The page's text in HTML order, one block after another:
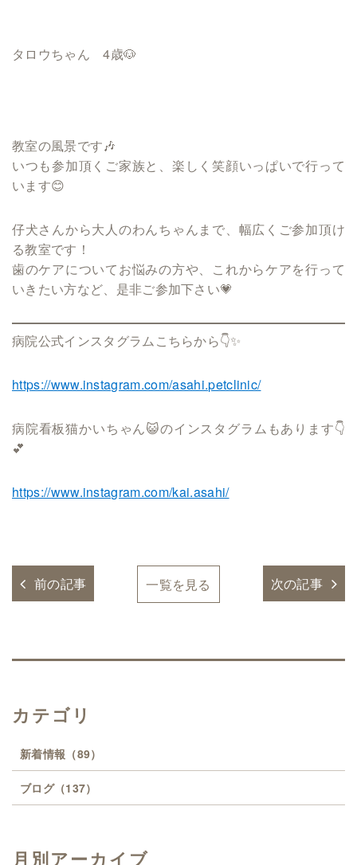
タロウちゃん 4歳🐶
教室の風景です🎶
いつも参加頂くご家族と、楽しく笑顔いっぱいで行って
います😊
仔犬さんから大人のわんちゃんまで、幅広くご参加頂け
る教室です！
歯のケアについてお悩みの方や、これからケアを行って
いきたい方など、是非ご参加下さい💗
病院公式インスタグラムこちらから👇✨
https://www.instagram.com/asahi.petclinic/
病院看板猫かいちゃん😺のインスタグラムもあります👇
💕
https://www.instagram.com/kai.asahi/
前の記事 一覧を見る 次の記事
カテゴリ
新着情報 （89）
ブログ（137）
月別アーカイブ